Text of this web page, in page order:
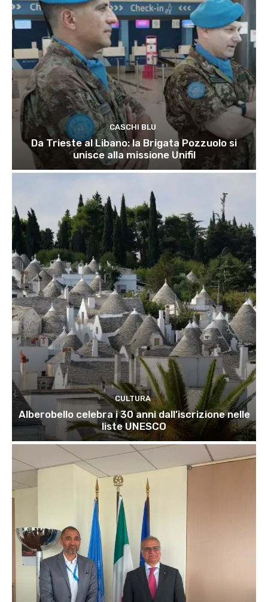
CASCHI BLU
Da Trieste al Libano: la Brigata Pozzuolo si
unisce alla missione Unifil
CULTURA
Alberobello celebra i 30 anni dall’iscrizione nelle
liste UNESCO